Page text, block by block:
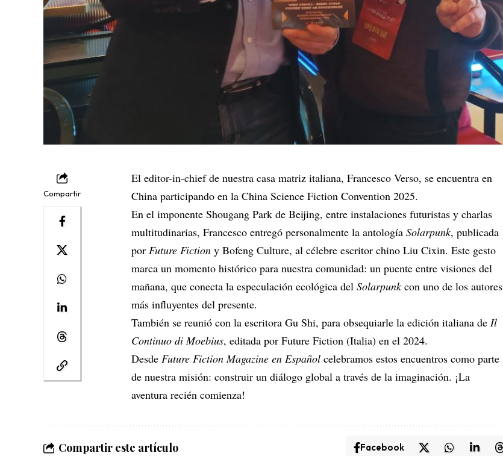
Compartir
El editor-in-chief de nuestra casa matriz italiana, Francesco Verso, se encuentra en
China participando en la China Science Fiction Convention 2025.
En el imponente Shougang Park de Beijing, entre instalaciones futuristas y charlas
multitudinarias, Francesco entregó personalmente la antologíaSolarpunk, publicada
por Future Fiction y Bofeng Culture, al célebre escritor chino Liu Cixin. Este gesto
marca un momento histórico para nuestra comunidad: un puente entre visiones del
mañana, que conecta la especulación ecológica delSolarpunkcon uno de los autores
más influyentes del presente.
También se reunió con la escritora Gu Shi, para obsequiarle la edición italiana de Il
Continuo di Moebius, editada por Future Fiction (Italia) en el 2024.
Desde Future Fiction Magazine en Español celebramos estos encuentros como parte
de nuestra misión: construir un diálogo global a través de la imaginación. ¡La
aventura recién comienza!
Compartir este artículo Facebook